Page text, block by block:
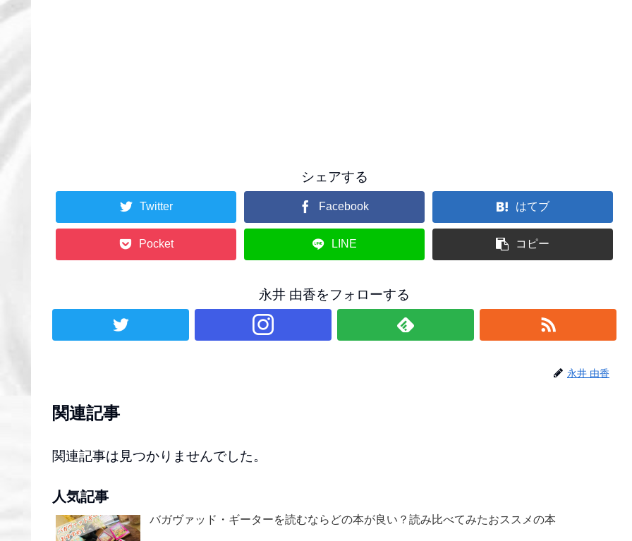
シェアする
Twitter Facebook はてブ
Pocket LINE コピー
永井 由香をフォローする
永井 由香
関連記事
関連記事は見つかりませんでした。
人気記事
バガヴァッド・ギーターを読むならどの本が良い？読み比べてみたおススメの本